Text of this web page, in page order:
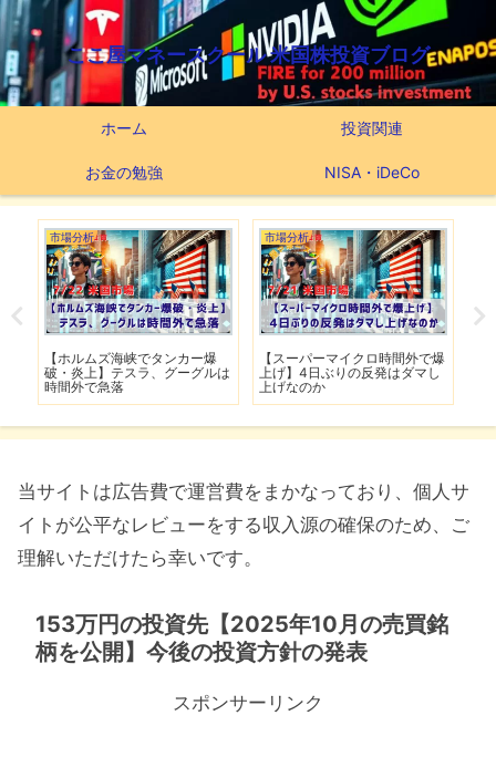
ここ屋マネースクール 米国株投資ブログ
ホーム 投資関連
お金の勉強 NISA・iDeCo
市場分析
【ホルムズ海峡でタンカー爆
破・炎上】テスラ、グーグルは
時間外で急落
市場分析
【スーパーマイクロ時間外で爆
上げ】4日ぶりの反発はダマし
上げなのか
当サイトは広告費で運営費をまかなっており、個人サ
イトが公平なレビューをする収入源の確保のため、ご
理解いただけたら幸いです。
153万円の投資先【2025年10月の売買銘
柄を公開】今後の投資方針の発表
スポンサーリンク